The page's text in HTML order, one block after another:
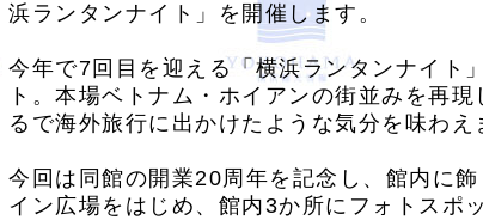
浜ランタンナイト」を開催します。
今年で7回目を迎える「横浜ランタンナイト
ト。本場ベトナム・ホイアンの街並みを再
るで海外旅行に出かけたような気分を味わえ
今回は同館の開業20周年を記念し、館内に
イン広場をはじめ、館内3か所にフォトスポ